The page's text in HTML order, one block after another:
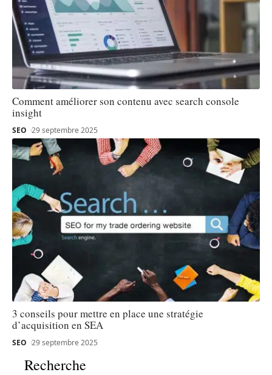
Comment améliorer son contenu avec search console
insight
SEO 29 septembre 2025
3 conseils pour mettre en place une stratégie
d’acquisition en SEA
SEO 29 septembre 2025
Recherche